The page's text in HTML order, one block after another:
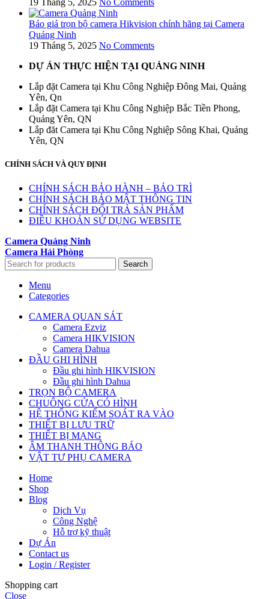
19 Tháng 5, 2025 No Comments
Báo giá trọn bộ camera Hikvision chính hãng tại Camera
Quảng Ninh
19 Tháng 5, 2025 No Comments
DỰ ÁN THỰC HIỆN TẠI QUẢNG NINH
Lắp đặt Camera tại Khu Công Nghiệp Đông Mai, Quảng
Yên, Qn
Lắp đặt Camera tại Khu Công Nghiệp Bắc Tiền Phong,
Quảng Yên, QN
Lắp đăt Camera tại Khu Công Nghiệp Sông Khai, Quảng
Yên, QN
CHÍNH SÁCH VÀ QUY ĐỊNH
CHÍNH SÁCH BẢO HÀNH – BẢO TRÌ
CHÍNH SÁCH BẢO MẬT THÔNG TIN
CHÍNH SÁCH ĐỔI TRẢ SẢN PHẨM
ĐIỀU KHOẢN SỬ DỤNG WEBSITE
Camera Quảng Ninh
Camera Hải Phòng
Search
Menu
Categories
CAMERA QUAN SÁT
Camera Ezviz
Camera HIKVISION
Camera Dahua
ĐẦU GHI HÌNH
Đầu ghi hình HIKVISION
Đầu ghi hình Dahua
TRỌN BỘ CAMERA
CHUÔNG CỬA CÓ HÌNH
HỆ THỐNG KIỂM SOÁT RA VÀO
THIẾT BỊ LƯU TRỮ
THIẾT BỊ MẠNG
ÂM THANH THÔNG BÁO
VẬT TƯ PHỤ CAMERA
Home
Shop
Blog
Dịch Vụ
Công Nghệ
Hỗ trợ kỹ thuật
Dự Án
Contact us
Login / Register
Shopping cart
Close